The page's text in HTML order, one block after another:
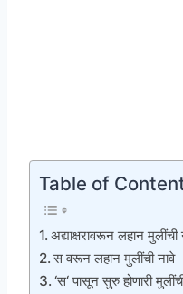
Table of
अद्याक्षरावरून लहान मुलींची
स वरून लहान मुलींची नावे
‘स‘ पासून सुरु होणारी